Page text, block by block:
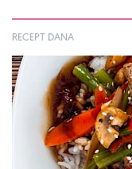
RECEPT DANA